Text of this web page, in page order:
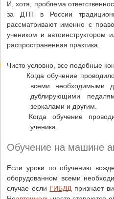
И, хотя, проблема
за ДТП в России
рассматривают именно с
учеником и автоинструктором
распространенная практика.
Чисто условно, все подобные
Когда обучение
всеми необходимыми
дублирующими
зеркалами и другим.
Когда обучение
ученика.
Обучение на машине
Если уроки по обучению
оборудованном всеми
случае если ГИБДД признает